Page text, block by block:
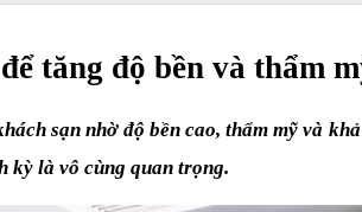
tăng độ bền và thẩm
sạn nhờ độ bền cao, thẩm mỹ và
kỳ là vô cùng quan trọng.